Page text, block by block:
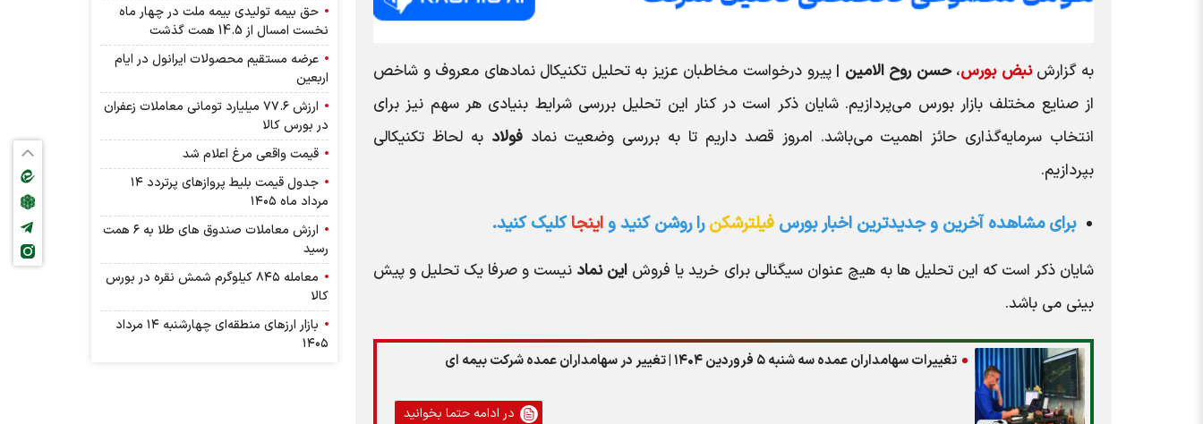
به گزارشنبض بورس،حسن روح الامین | پیرو درخواست مخاطبان عزیز به تحلیل تکنیکال نمادهای معروف و شاخص‌
از صنایع مختلف بازار بورس می‌پردازیم. شایان ذکر است در کنار این تحلیل بررسی شرایط بنیادی هر سهم نیز برای
انتخاب سرمایه‌گذاری حائز اهمیت می‌باشد. امروز قصد داریم تا به بررسی وضعیت نماد فولاد به لحاظ تکنیکالی
بپردازیم.
برای مشاهده آخرین و جدیدترین اخبار بورس فیلترشکنرا روشن کنید واینجاکلیک کنید.
شایان ذکر است که این تحلیل ها به هیچ عنوان سیگنالی برای خرید یا فروش این نماد نیست و صرفا یک تحلیل و پیش
بینی می باشد.
تغییرات سهامداران عمده سه شنبه ۵ فروردین ۱۴۰۴ | تغییر در سهامداران عمده شرکت بیمه ای
در ادامه حتما بخوانید
حق بیمه تولیدی بیمه ملت در چهار ماه
نخست امسال از 14.5 همت گذشت
عرضه مستقیم محصولات ایرانول در ایام
اربعین
ارزش ۷۷.۶ میلیارد تومانی معاملات زعفران
در بورس کالا
قیمت واقعی مرغ اعلام شد
جدول قیمت بلیط پرواز‌های پرتردد ۱۴
مرداد ماه ۱۴۰۵
ارزش معاملات صندوق های طلا به ۶ همت
رسید
معامله ۸۴۵ کیلوگرم شمش نقره در بورس
کالا
بازار ارز‌های منطقه‌ای چهارشنبه ۱۴ مرداد
۱۴۰۵